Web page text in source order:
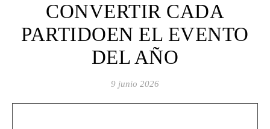
CONVERTIR CADA
PARTIDOEN EL EVENTO
DEL AÑO
9 junio 2026